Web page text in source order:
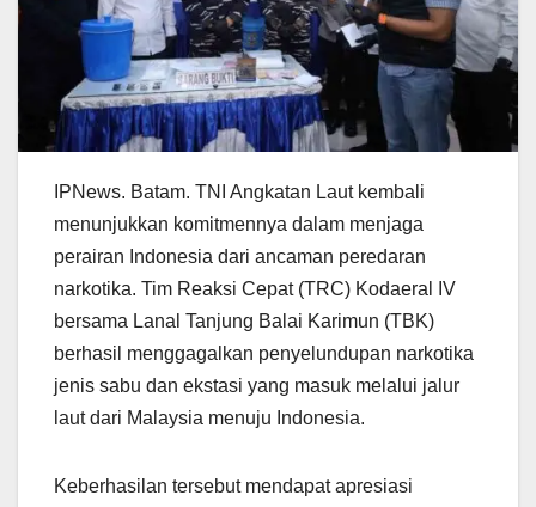
IPNews. Batam. TNI Angkatan Laut kembali
menunjukkan komitmennya dalam menjaga
perairan Indonesia dari ancaman peredaran
narkotika. Tim Reaksi Cepat (TRC) Kodaeral IV
bersama Lanal Tanjung Balai Karimun (TBK)
berhasil menggagalkan penyelundupan narkotika
jenis sabu dan ekstasi yang masuk melalui jalur
laut dari Malaysia menuju Indonesia.
Keberhasilan tersebut mendapat apresiasi